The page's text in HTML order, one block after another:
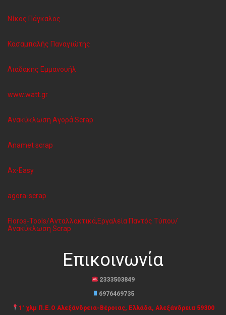
Νίκος Πάγκαλος
Κασαμπαλής Παναγιώτης
Λιαδάκης Εμμανουήλ
www.watt.gr
Ανακύκλωση Aγορά Scrap
Anamet scrap
Ax-Easy
agora-scrap
Floros-Tools/Ανταλλακτικά,Εργαλεία Παντός Τύπου/
Ανακύκλωση Scrap
Επικοινωνία
2333503849
6976469735
1° χλμ Π.Ε.Ο Αλεξάνδρεια-Βέροιας, Ελλάδα, Αλεξάνδρεια 59300